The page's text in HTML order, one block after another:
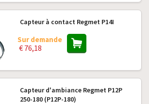
Capteur à contact Regmet P14I
Sur demande
€ 76,18
Capteur d'ambiance Regmet P12P
250-180 (P12P-180)